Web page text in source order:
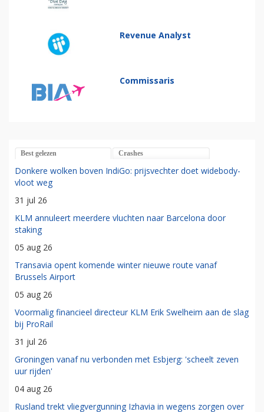
Revenue Analyst
Commissaris
Best gelezen Crashes
Donkere wolken boven IndiGo: prijsvechter doet widebody-
vloot weg
31 jul 26
KLM annuleert meerdere vluchten naar Barcelona door
staking
05 aug 26
Transavia opent komende winter nieuwe route vanaf
Brussels Airport
05 aug 26
Voormalig financieel directeur KLM Erik Swelheim aan de slag
bij ProRail
31 jul 26
Groningen vanaf nu verbonden met Esbjerg: 'scheelt zeven
uur rijden'
04 aug 26
Rusland trekt vliegvergunning Izhavia in wegens zorgen over